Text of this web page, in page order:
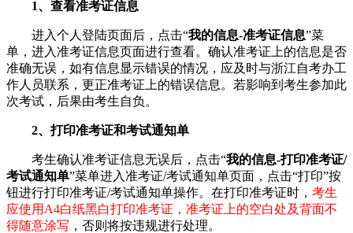
1、查看准考证信息
进入个人登陆页面后，点击“我的信息-准考证信息”菜
单，进入准考证信息页面进行查看。确认准考证上的信息是否
准确无误，如有信息显示错误的情况，应及时与浙江自考办工
作人员联系，更正准考证上的错误信息。若影响到考生参加此
次考试，后果由考生自负。
2、打印准考证和考试通知单
考生确认准考证信息无误后，点击“我的信息-打印准考证/
考试通知单”菜单进入准考证/考试通知单页面，点击“打印”按
钮进行打印准考证/考试通知单操作。在打印准考证时， 考生
应使用A4白纸黑白打印准考证，准考证上的空白处及背面不
得随意涂写 ，否则将按违规进行处理。